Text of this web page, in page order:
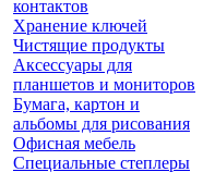
контактов
Хранение ключей
Чистящие продукты
Аксессуары для
планшетов и мониторов
Бумага, картон и
альбомы для рисования
Офисная мебель
Специальные степлеры